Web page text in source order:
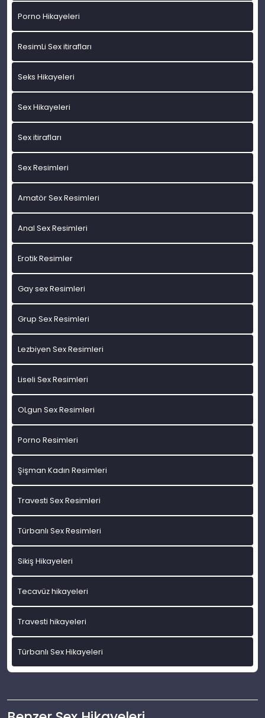
Porno Hikayeleri
ResimLi Sex itirafları
Seks Hikayeleri
Sex Hikayeleri
Sex itirafları
Sex Resimleri
Amatör Sex Resimleri
Anal Sex Resimleri
Erotik Resimler
Gay sex Resimleri
Grup Sex Resimleri
Lezbiyen Sex Resimleri
Liseli Sex Resimleri
OLgun Sex Resimleri
Porno Resimleri
Şişman Kadın Resimleri
Travesti Sex Resimleri
Türbanlı Sex Resimleri
Sikiş Hikayeleri
Tecavüz hikayeleri
Travesti hikayeleri
Türbanlı Sex Hikayeleri